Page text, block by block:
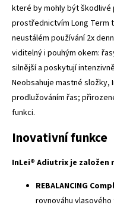
které by mohly být škodlivé
prostřednictvím Long Term
neustálém používání 2x
viditelný i pouhým okem:
silnější a poskytují
Neobsahuje mastné složky,
prodlužováním řas;
funkci.
Inovativní funkce
InLei® Adiutrix je založen
REBALANCING
rovnováhu